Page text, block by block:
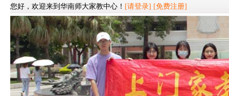
您好，欢迎来到华南师大家教中心！ [请登录] [免费注册]